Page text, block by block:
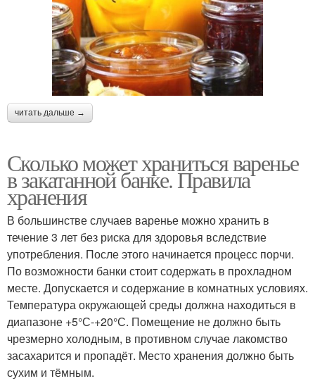
читать дальше →
Сколько может храниться варенье
в закатанной банке. Правила
хранения
В большинстве случаев варенье можно хранить в
течение 3 лет без риска для здоровья вследствие
употребления. После этого начинается процесс порчи.
По возможности банки стоит содержать в прохладном
месте. Допускается и содержание в комнатных условиях.
Температура окружающей среды должна находиться в
диапазоне +5°С-+20°С. Помещение не должно быть
чрезмерно холодным, в противном случае лакомство
засахарится и пропадёт. Место хранения должно быть
сухим и тёмным.